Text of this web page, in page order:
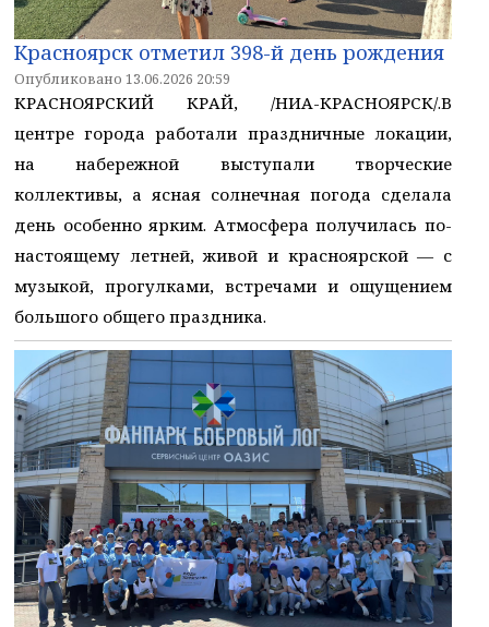
Красноярск отметил 398-й день рождения
Опубликовано 13.06.2026 20:59
КРАСНОЯРСКИЙ КРАЙ, /НИА-КРАСНОЯРСК/.В
центре города работали праздничные локации,
на набережной выступали творческие
коллективы, а ясная солнечная погода сделала
день особенно ярким. Атмосфера получилась по-
настоящему летней, живой и красноярской — с
музыкой, прогулками, встречами и ощущением
большого общего праздника.